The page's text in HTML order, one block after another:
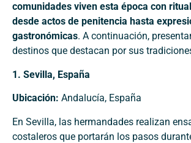
comunidades viven esta época con
desde actos de penitencia hasta
gastronómicas. A continuación,
destinos que destacan por sus
1. Sevilla, España
Ubicación: Andalucía, España
En Sevilla, las hermandades realizan
costaleros que portarán los pasos